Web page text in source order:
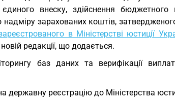
внеску, здійснення
зарахованих коштів,
в Міністерстві юстиції
редакції, що додається.
баз даних та верифікації
державну реєстрацію до Міністерства